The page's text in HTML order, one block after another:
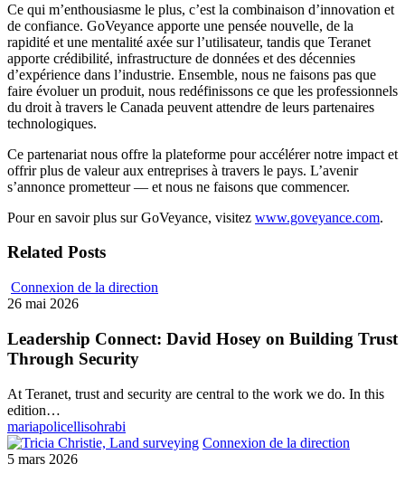
Ce qui m’enthousiasme le plus, c’est la combinaison d’innovation et
de confiance. GoVeyance apporte une pensée nouvelle, de la
rapidité et une mentalité axée sur l’utilisateur, tandis que Teranet
apporte crédibilité, infrastructure de données et des décennies
d’expérience dans l’industrie. Ensemble, nous ne faisons pas que
faire évoluer un produit, nous redéfinissons ce que les professionnels
du droit à travers le Canada peuvent attendre de leurs partenaires
technologiques.
Ce partenariat nous offre la plateforme pour accélérer notre impact et
offrir plus de valeur aux entreprises à travers le pays. L’avenir
s’annonce prometteur — et nous ne faisons que commencer.
Pour en savoir plus sur GoVeyance, visitez www.goveyance.com.
Related Posts
Connexion de la direction
26 mai 2026
Leadership Connect: David Hosey on Building Trust
Through Security
At Teranet, trust and security are central to the work we do. In this
edition…
mariapolicellisohrabi
Connexion de la direction
5 mars 2026